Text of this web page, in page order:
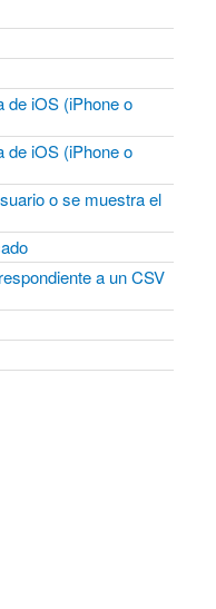
de iOS (iPhone o
de iOS (iPhone o
o se muestra el
a un CSV